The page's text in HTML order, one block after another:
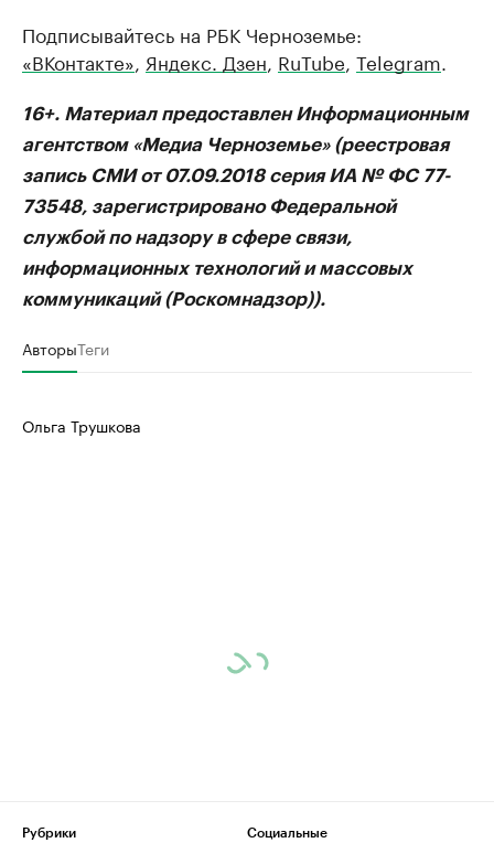
Подписывайтесь на РБК Черноземье:
«ВКонтакте», Яндекс. Дзен, RuTube, Telegram.
16+. Материал предоставлен Информационным
агентством «Медиа Черноземье» (реестровая
запись СМИ от 07.09.2018 серия ИА № ФС 77-
73548, зарегистрировано Федеральной
службой по надзору в сфере связи,
информационных технологий и массовых
коммуникаций (Роскомнадзор)).
АвторыТеги
Ольга Трушкова
Рубрики
Социальные